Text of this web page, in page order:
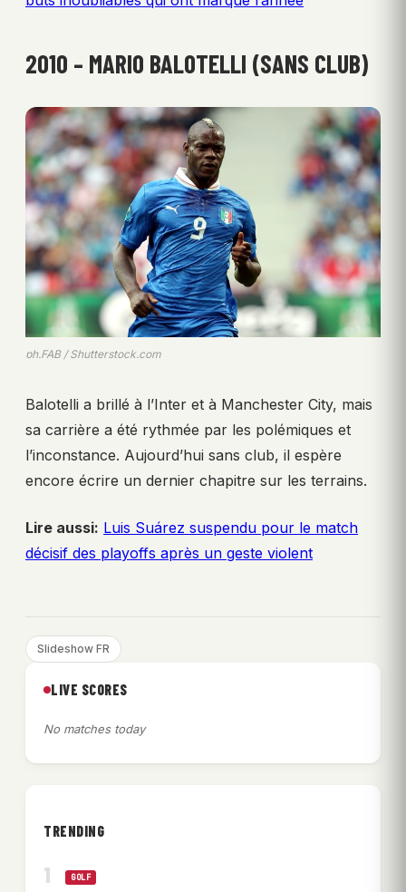
2010 – MARIO BALOTELLI (SANS CLUB)
ph.FAB / Shutterstock.com
Balotelli a brillé à l’Inter et à Manchester City, mais
sa carrière a été rythmée par les polémiques et
l’inconstance. Aujourd’hui sans club, il espère
encore écrire un dernier chapitre sur les terrains.
Lire aussi: Luis Suárez suspendu pour le match
décisif des playoffs après un geste violent
Slideshow FR
LIVE SCORES
No matches today
TRENDING
GOLF